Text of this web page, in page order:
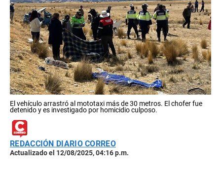
El vehículo arrastró al mototaxi más de 30 metros. El chofer fue
detenido y es investigado por homicidio culposo.
REDACCIÓN DIARIO CORREO
Actualizado el 12/08/2025, 04:16 p.m.